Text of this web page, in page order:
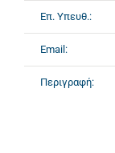
Επ. Υπευθ.:
Email:
Περιγραφή: